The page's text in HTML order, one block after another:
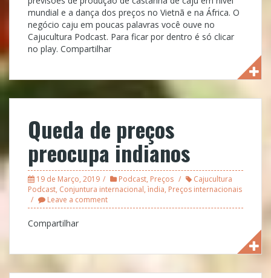
mundial e a dança dos preços no Vietnã e na África. O
negócio caju em poucas palavras você ouve no
Cajucultura Podcast. Para ficar por dentro é só clicar
no play. Compartilhar
Queda de preços
preocupa indianos
19 de Março, 2019 Podcast, Preços
Cajucultura
Podcast, Conjuntura internacional, ìndia, Preços internacionais
Leave a comment
Compartilhar